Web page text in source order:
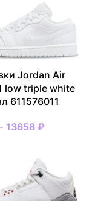
Jordan Air
low triple white
611576011
13658 ₽